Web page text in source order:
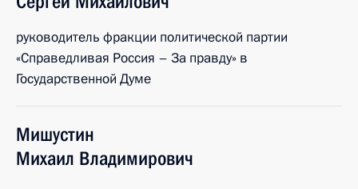
руководитель фракции политической партии
«Справедливая Россия – За правду» в
Государственной Думе
Мишустин
Михаил Владимирович